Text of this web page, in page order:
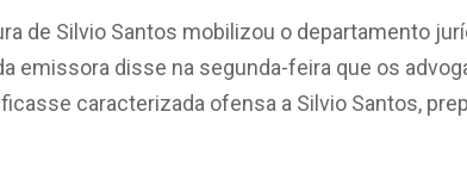
de Silvio Santos mobilizou o departamento
emissora disse na segunda-feira que os
caracterizada ofensa a Silvio Santos,